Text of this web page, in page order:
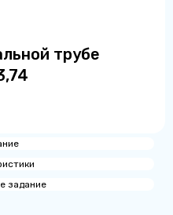
трубе
задание